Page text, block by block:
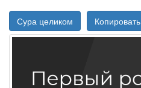
Сура целиком Копировать